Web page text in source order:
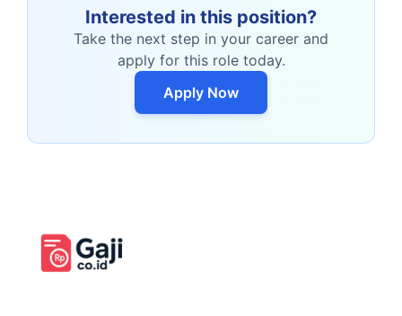
Interested in this position?
Take the next step in your career and
apply for this role today.
Apply Now